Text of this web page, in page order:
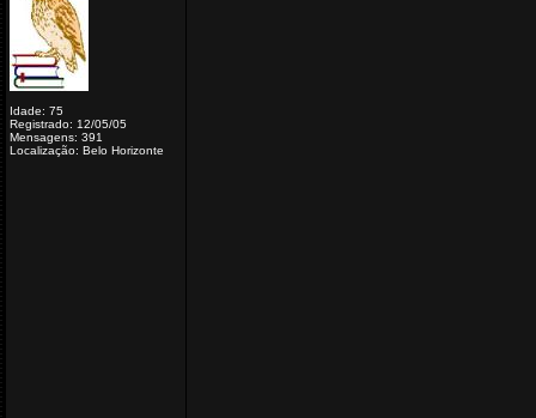
Idade: 75
Registrado: 12/05/05
Mensagens: 391
Localização: Belo Horizonte